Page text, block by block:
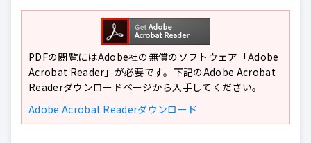
PDFの閲覧にはAdobe社の無償のソフトウェア「Adobe
Acrobat Reader」が必要です。下記のAdobe Acrobat
Readerダウンロードページから入手してください。
Adobe Acrobat Readerダウンロード